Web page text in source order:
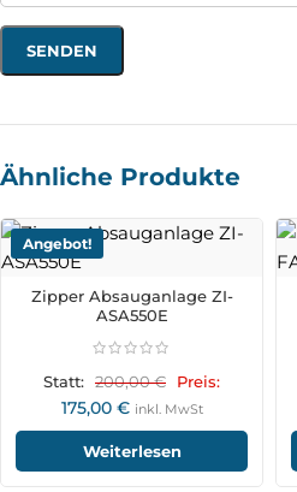
Ähnliche Produkte
Angebot!
Zipper Absauganlage ZI-
ASA550E
Statt: 200,00€ Preis:
175,00 € inkl. MwSt
Weiterlesen